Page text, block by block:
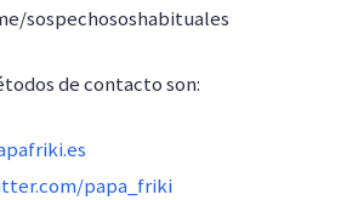
sospechososhabituales
de contacto son:
papa_friki